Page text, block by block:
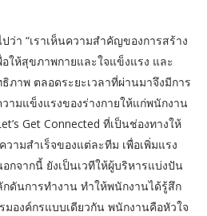
ว่า “เราเห็นความสำคัญของการสร้าง
ให้สุขภาพกายและใจแข็งแรง และ
ภาพ ตลอดระยะเวลาที่ผ่านมาจึงมีการ
ามแข็งแรงของร่างกายให้แก่พนักงาน
Get Connected ที่เป็นช่องทางให้
ามสำเร็จของแต่ละทีม เพื่อเพิ่มแรง
กจากนี้ ยังเป็นเวทีให้ผู้บริหารแบ่งปัน
ดันการทำงาน ทำให้พนักงานได้รู้สึก
องค์กรแบบเดียวกัน พนักงานคือหัวใจ